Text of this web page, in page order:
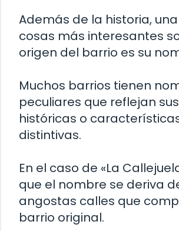
Además de la historia,
cosas más interesantes
origen del barrio es su
Muchos barrios tienen
peculiares que reflejan
históricas o
distintivas.
En el caso de «La
que el nombre se deriva
angostas calles que
barrio original.